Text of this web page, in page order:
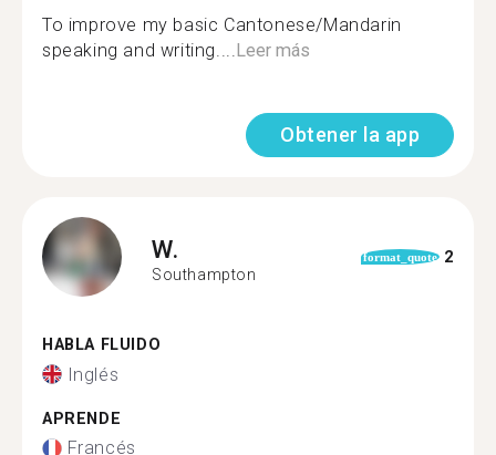
To improve my basic Cantonese/Mandarin
speaking and writing....Leer más
Obtener la app
W.
Southampton
format_quote 2
HABLA FLUIDO
Inglés
APRENDE
Francés